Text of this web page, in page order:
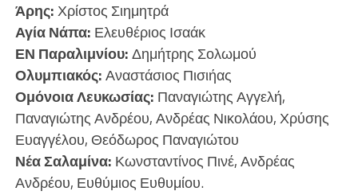
Άρης:Χρίστος Σιημητρά
Αγία Νάπα: Ελευθέριος Ισαάκ
ΕΝ Παραλιμνίου:Δημήτρης Σολωμού
Ολυμπιακός:Αναστάσιος Πισιήας
Ομόνοια Λευκωσίας: Παναγιώτης Αγγελή,
Παναγιώτης Ανδρέου, Ανδρέας Νικολάου, Χρύσης
Ευαγγέλου, Θεόδωρος Παναγιώτου
Νέα Σαλαμίνα: Κωνσταντίνος Πινέ, Ανδρέας
Ανδρέου, Ευθύμιος Ευθυμίου.